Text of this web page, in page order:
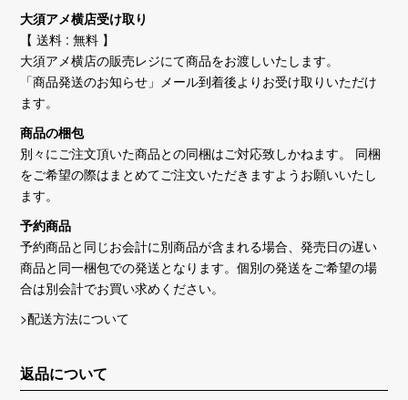
大須アメ横店受け取り
【 送料 : 無料 】
大須アメ横店の販売レジにて商品をお渡しいたします。
「商品発送のお知らせ」メール到着後よりお受け取りいただけ
ます。
商品の梱包
別々にご注文頂いた商品との同梱はご対応致しかねます。 同梱
をご希望の際はまとめてご注文いただきますようお願いいたし
ます。
予約商品
予約商品と同じお会計に別商品が含まれる場合、発売日の遅い
商品と同一梱包での発送となります。個別の発送をご希望の場
合は別会計でお買い求めください。
>配送方法について
返品について